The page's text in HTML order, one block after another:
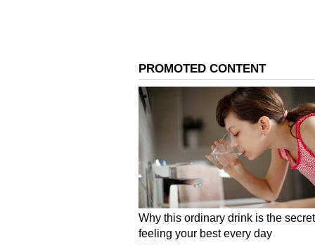
వైరల్ అవుతూ ఉంటాయి...